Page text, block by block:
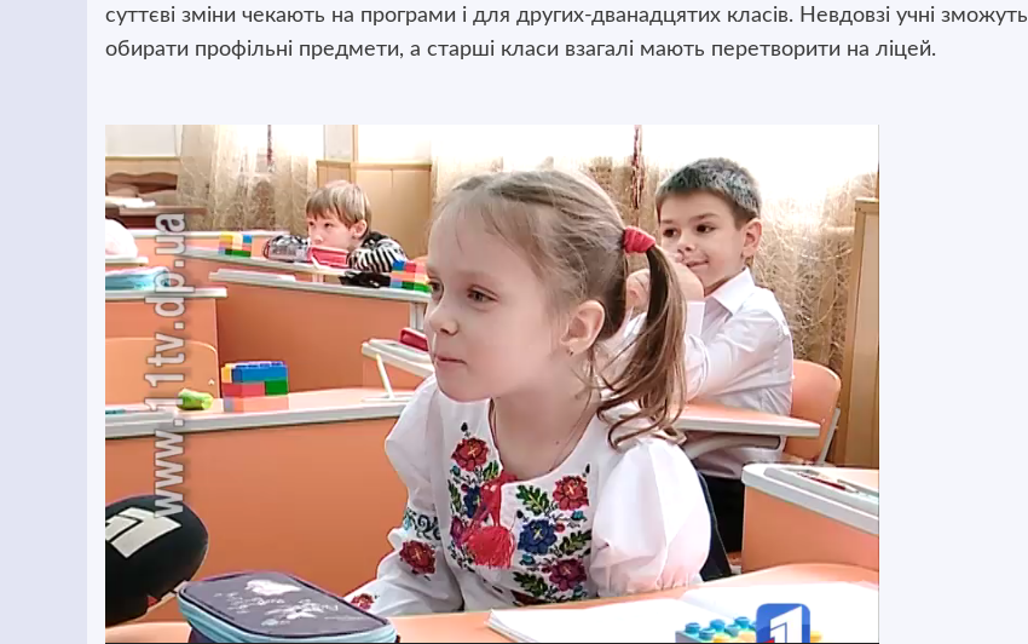
суттєві зміни чекають на програми і для других-дванадцятих класів. Невдовзі учні зможуть
обирати профільні предмети, а старші класи взагалі мають перетворити на ліцей.
Відеопрогравач